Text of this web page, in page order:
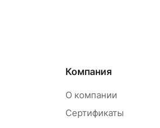
Компания
О компании
Сертификаты